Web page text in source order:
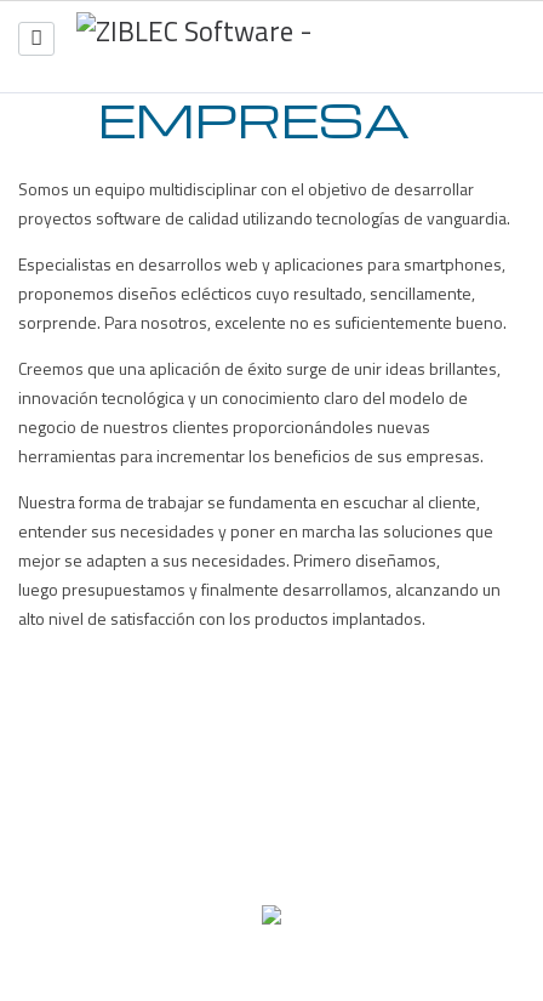
INICIO EMPRESA SERVICIOS PROYECTOS
EMPRESA
Somos un equipo multidisciplinar con el objetivo de desarrollar
proyectos software de calidad utilizando tecnologías de vanguardia.
Especialistas en desarrollos web y aplicaciones para smartphones,
proponemos diseños eclécticos cuyo resultado, sencillamente,
sorprende. Para nosotros, excelente no es suficientemente bueno.
Creemos que una aplicación de éxito surge de unir ideas brillantes,
innovación tecnológica y un conocimiento claro del modelo de
negocio de nuestros clientes proporcionándoles nuevas
herramientas para incrementar los beneficios de sus empresas.
Nuestra forma de trabajar se fundamenta en escuchar al cliente,
entender sus necesidades y poner en marcha las soluciones que
mejor se adapten a sus necesidades. Primero diseñamos,
luego presupuestamos y finalmente desarrollamos, alcanzando un
alto nivel de satisfacción con los productos implantados.